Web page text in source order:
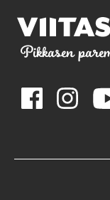
Pikkasen